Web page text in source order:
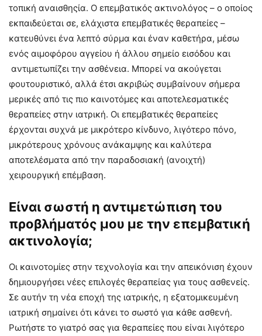
τοπική αναισθηςία. Ο επεμβατικός ακτινολόγος – ο οποίος
εκπαιδεύεται σε, ελάχιστα επεμβατικές θεραπείες –
κατευθύνει ένα λεπτό σύρμα και έναν καθετήρα, μέσω
ενός αιμοφόρου αγγείου ή άλλου σημείο εισόδου και
αντιμετωπίζει την ασθένεια. Μπορεί να ακούγεται
φουτουριστικό, αλλά έτσι ακριβώς συμβαίνουν σήμερα
μερικές από τις πιο καινοτόμες και αποτελεσματικές
θεραπείες στην ιατρική. Οι επεμβατικές θεραπείες
έρχονται συχνά με μικρότερο κίνδυνο, λιγότερο πόνο,
μικρότερους χρόνους ανάκαμψης και καλύτερα
αποτελέσματα από την παραδοσιακή (ανοιχτή)
χειρουργική επέμβαση.
Είναι σωστή η αντιμετώπιση του
προβλήματός μου με την επεμβατική
ακτινολογία;
Οι καινοτομίες στην τεχνολογία και την απεικόνιση έχουν
δημιουργήσει νέες επιλογές θεραπείας για τους ασθενείς.
Σε αυτήν τη νέα εποχή της ιατρικής, η εξατομικευμένη
ιατρική σημαίνει ότι κάνει το σωστό για κάθε ασθενή.
Ρωτήστε το γιατρό σας για θεραπείες που είναι λιγότερο